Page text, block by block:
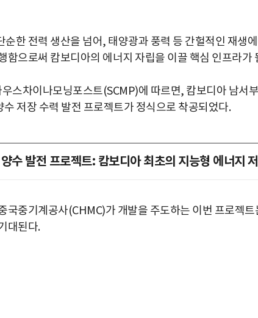
순한 전력 생산을 넘어, 태양광과 풍력 등 간헐적인 재생
함으로써 캄보디아의 에너지 자립을 이끌 핵심 인프라가
스차이나모닝포스트(SCMP)에 따르면, 캄보디아 남서
저장 수력 발전 프로젝트가 정식으로 착공되었다.
수 발전 프로젝트: 캄보디아 최초의 지능형 에너지
국중기계공사(CHMC)가 개발을 주도하는 이번 프로젝
대된다.